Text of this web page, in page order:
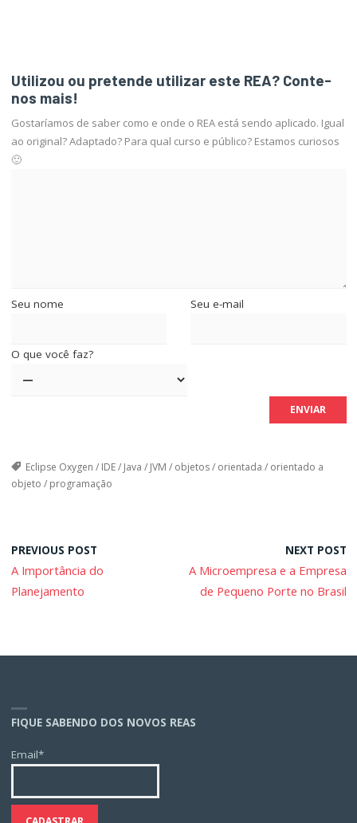
Utilizou ou pretende utilizar este REA? Conte-
nos mais!
Gostaríamos de saber como e onde o REA está sendo aplicado. Igual
ao original? Adaptado? Para qual curso e público? Estamos curiosos
🙂
Seu nome Seu e-mail
O que você faz?
Eclipse Oxygen / IDE/ Java / JVM / objetos/ orientada / orientado a
objeto / programação
PREVIOUS POST
A Importância do
Planejamento
NEXT POST
A Microempresa e a Empresa
de Pequeno Porte no Brasil
FIQUE SABENDO DOS NOVOS REAS
Email*